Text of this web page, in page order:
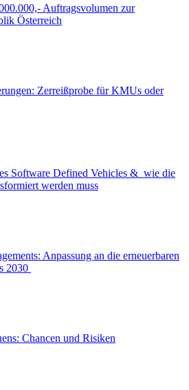
Auftragsvolumen zur
Österreich
Zerreißprobe für KMUs oder
Software Defined Vehicles & wie die
werden muss
Anpassung an die erneuerbaren
2030
Chancen und Risiken